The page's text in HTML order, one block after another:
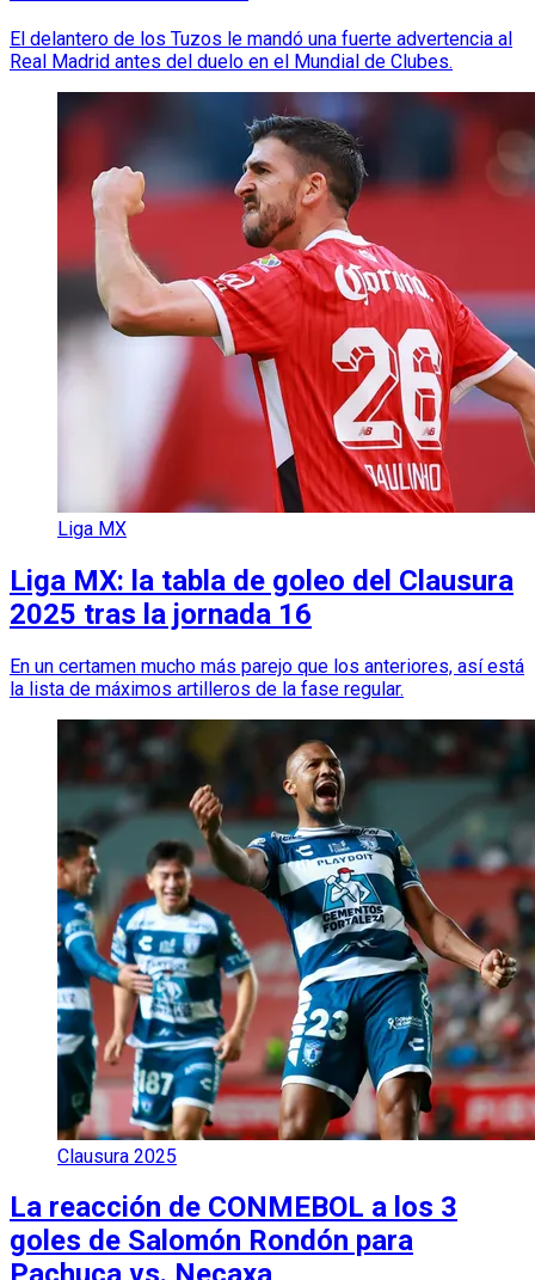
El delantero de los Tuzos le mandó una fuerte advertencia al
Real Madrid antes del duelo en el Mundial de Clubes.
Liga MX
Liga MX: la tabla de goleo del Clausura
2025 tras la jornada 16
En un certamen mucho más parejo que los anteriores, así está
la lista de máximos artilleros de la fase regular.
Clausura 2025
La reacción de CONMEBOL a los 3
goles de Salomón Rondón para